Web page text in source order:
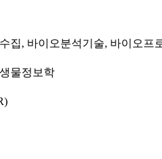
집, 바이오분석기술, 바이오프
물정보학